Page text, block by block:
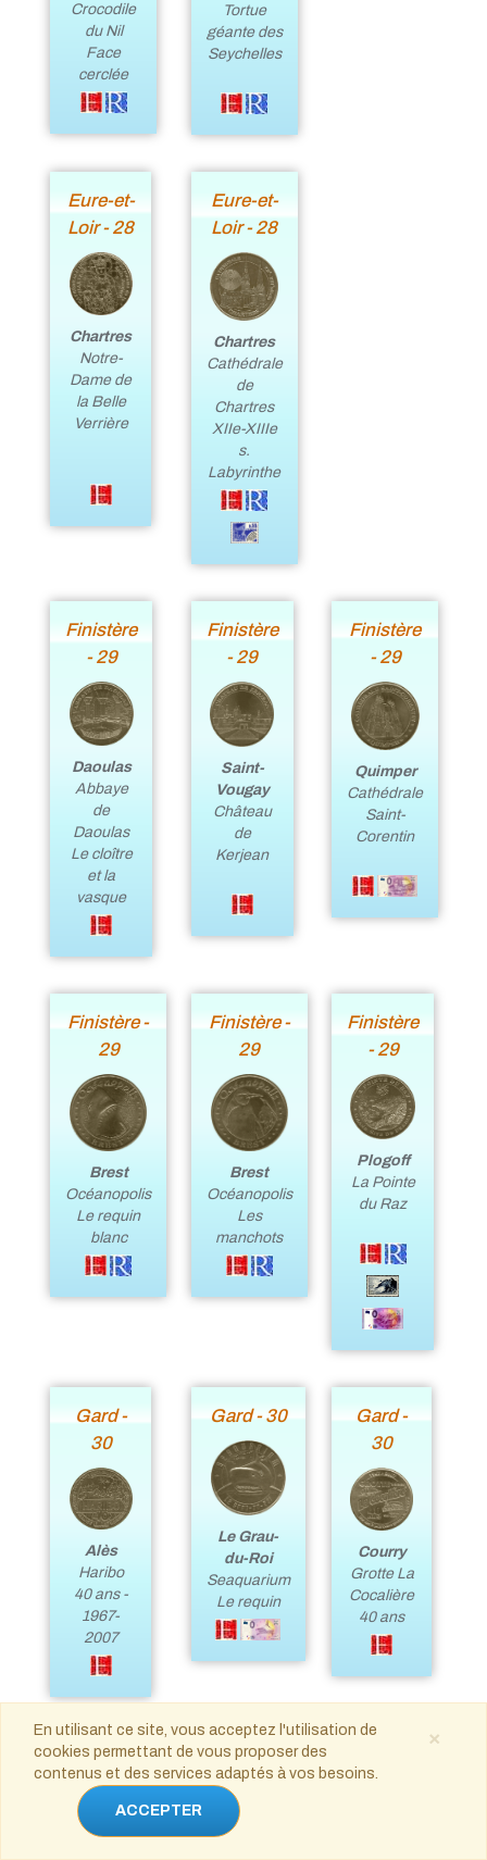
Crocodile
du Nil
Face
cerclée
Tortue
géante des
Seychelles
Eure-et-
Loir - 28
Chartres
Notre-
Dame de
la Belle
Verrière
Eure-et-
Loir - 28
Chartres
Cathédrale
de
Chartres
XIIe-XIIIe
s.
Labyrinthe
Finistère
- 29
Daoulas
Abbaye
de
Daoulas
Le cloître
et la
vasque
Finistère
- 29
Saint-
Vougay
Château
de
Kerjean
Finistère
- 29
Quimper
Cathédrale
Saint-
Corentin
Finistère -
29
Brest
Océanopolis
Le requin
blanc
Finistère -
29
Brest
Océanopolis
Les
manchots
Finistère
- 29
Plogoff
La Pointe
du Raz
Gard -
30
Alès
Haribo
40 ans -
1967-
2007
Gard - 30
Le Grau-
du-Roi
Seaquarium
Le requin
Gard -
30
Courry
Grotte La
Cocalière
40 ans
Gard -
30
Gard - 30
Gard -
×
En utilisant ce site, vous acceptez l'utilisation de
cookies permettant de vous proposer des
contenus et des services adaptés à vos besoins.
ACCEPTER